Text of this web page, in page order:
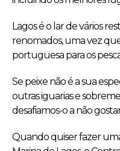
Lagos é o lar de vários
renomados, uma vez
portuguesa para os
Se peixe não é a sua
outras iguarias e
desafiamos-o a não
Quando quiser fazer